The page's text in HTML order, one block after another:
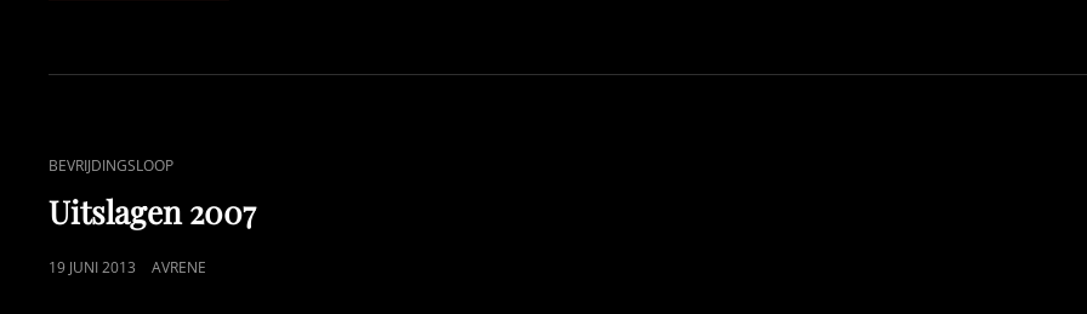
CAT
LINKS
BEVRIJDINGSLOOP
Uitslagen 2007
GEPUBLICEERD
19 JUNI 2013 AVRENE